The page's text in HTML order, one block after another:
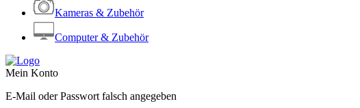
Kameras & Zubehör
Computer & Zubehör
Mein Konto
E-Mail oder Passwort falsch angegeben